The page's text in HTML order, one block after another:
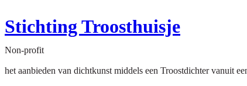
Stichting Troosthuisje
Non-profit
het aanbieden van dichtkunst middels een Troostdichter vanuit